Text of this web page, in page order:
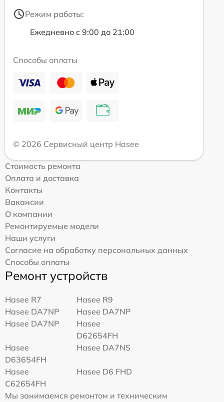
Режим работы:
Ежедневно с 9:00 до 21:00
Способы оплаты
© 2026 Сервисный центр Hasee
Стоимость ремонта
Оплата и доставка
Контакты
Вакансии
О компании
Ремонтируемые модели
Наши услуги
Согласие на обработку персональных данных
Способы оплаты
Ремонт устройств
Hasee R7
Hasee R9
Hasee DA7NP
Hasee DA7NP
Hasee DA7NP
Hasee
D62654FH
Hasee
D63654FH
Hasee DA7NS
Hasee
C62654FH
Hasee D6 FHD
Мы занимаемся ремонтом и техническим